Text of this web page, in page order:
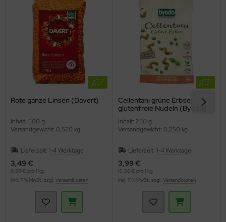
Rote ganze Linsen (Davert)
Inhalt: 500 g
Versandgewicht: 0,520 kg
Lieferzeit: 1-4 Werktage
3,49 €
6,98 € pro 1 kg
inkl. 7 % MwSt. zzgl. Versandkosten
Cellentani grüne Erbse,
glutenfreie Nudeln (Byodo)
Inhalt: 250 g
Versandgewicht: 0,250 kg
Lieferzeit: 1-4 Werktage
3,99 €
15,96 € pro 1 kg
inkl. 7 % MwSt. zzgl. Versandkosten